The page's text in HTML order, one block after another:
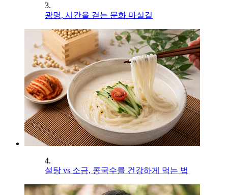
3.
광명, 시간을 걷는 문화 마실길
4.
설탕 vs 소금, 콩국수를 건강하게 먹는 법